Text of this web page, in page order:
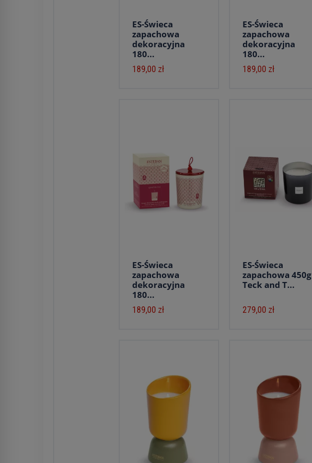
ES-Świeca
zapachowa
dekoracyjna
180...
189,00 zł
ES-Świeca
zapachowa
dekoracyjna
180...
189,00 zł
ES-Świeca
zapachowa
dekoracyjna
180...
189,00 zł
ES-Świeca
zapachowa 450g
Teck and T...
279,00 zł